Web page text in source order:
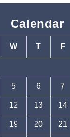
Calendar
W T F
5 6 7
12 13 14
19 20 21